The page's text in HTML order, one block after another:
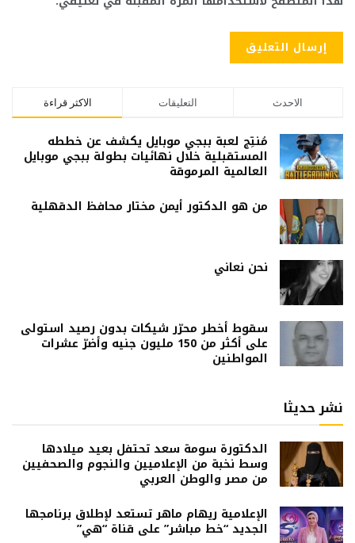
الاكثر قراءة التعليقات الاحدث
مُنتِج لعبة ببجي موبايل يكشف عن خططه
المستقبلية خلال نهائيات بطولة ببجي موبايل
العالمية المرموقة
من هو الدكتور أيمن مختار محافظ الدقهلية
نحن نعاني
سقوط أخطر محرّر شيكات بدون رصيد استولى
على أكثر من 150 مليون جنيه وأضرّ عشرات
المواطنين
نشر حديثا
الدكتورة سومة سعد تحتفل بعيد ميلادها
وسط نخبة من الإعلاميين والنجوم والصحفيين
من مصر والوطن العربي
الإعلامية ريهام ماهر تستعد لإطلاق برنامجها
الجديد “خط مباشر” على قناة “هي”